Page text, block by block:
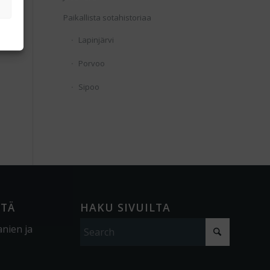
Paikallista sotahistoriaa
Lapinjärvi
Porvoo
Sipoo
ja
HAKU SIVUILTA